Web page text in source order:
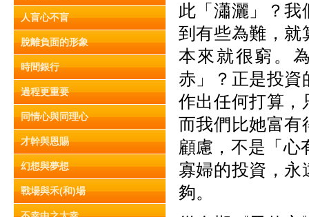
人盲心不盲
脫離負面的形象
時間銀行
過程更重要
同情心與同理心
才幹與恩賜
幻想與夢想
戰場與禾(和)場
此「瀟灑」？
到有些為難，就
本來就很窮。
赤」？正是投資
作出任何打算，
而我們比她富有
顧慮，不是「心
寡婦的投資，永
夠。